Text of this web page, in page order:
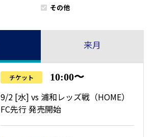
その他
来月
チケット 10:00〜
9/2 [水] vs 浦和レッズ戦（HOME）
FC先行 発売開始